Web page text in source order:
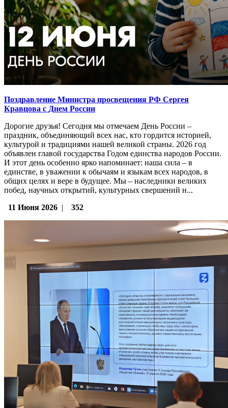
Поздравление Министра просвещения РФ Сергея
Кравцова с Днем России
Дорогие друзья! Сегодня мы отмечаем День России –
праздник, объединяющий всех нас, кто гордится историей,
культурой и традициями нашей великой страны. 2026 год
объявлен главой государства Годом единства народов России.
И этот день особенно ярко напоминает: наша сила – в
единстве, в уважении к обычаям и языкам всех народов, в
общих целях и вере в будущее. Мы – наследники великих
побед, научных открытий, культурных свершений н...
11 Июня 2026 | 352